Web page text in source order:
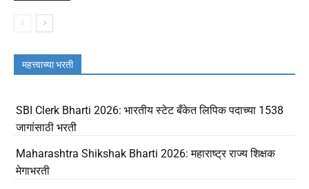
महत्त्वाच्या भरती
SBI Clerk Bharti 2026: भारतीय स्टेट बँकेत लिपिक पदाच्या 1538
जागांसाठी भरती
Maharashtra Shikshak Bharti 2026: महाराष्ट्र राज्य शिक्षक
मेगाभरती